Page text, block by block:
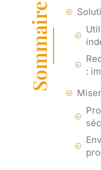
Sommaire
: